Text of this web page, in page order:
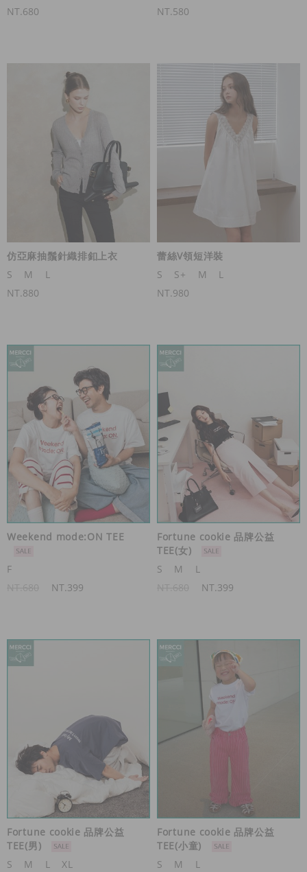
NT.680
NT.580
仿亞麻抽鬚針織排釦上衣
S
M
L
NT.880
蕾絲V領短洋裝
S
S+ M
L
NT.980
Weekend mode:ON TEE
F
NT.399
Fortune cookie 品牌公益
TEE(女)
S
M
L
NT.399
Fortune cookie 品牌公益
TEE(男)
S
M L
XL
Fortune cookie 品牌公益
TEE(小童)
S
M
L